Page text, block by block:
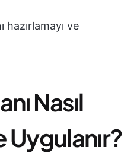
hazırlamayı ve
Nasıl
Uygulanır?